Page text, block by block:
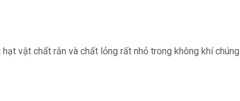
vật chất rắn và chất lỏng rất nhỏ trong không khí